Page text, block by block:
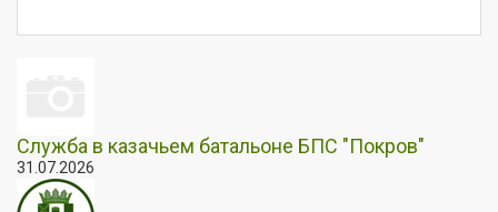
Служба в казачьем батальоне БПС "Покров"
31.07.2026